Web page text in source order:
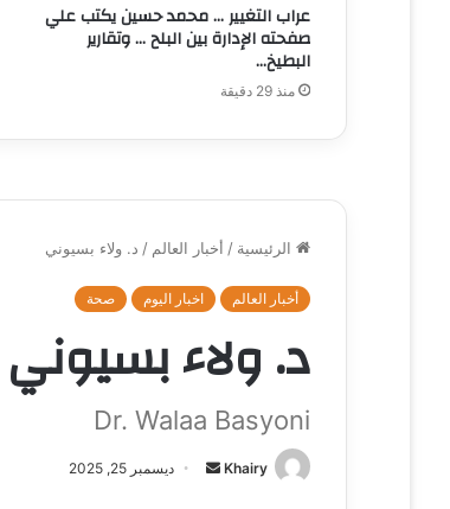
عراب التغيير … محمد حسين يكتب علي
صفحته الإدارة بين البلح … وتقارير
البطيخ…
منذ 29 دقيقة